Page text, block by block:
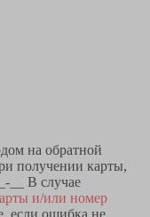
на обратной
получении карты,
__ В случае
и/или номер